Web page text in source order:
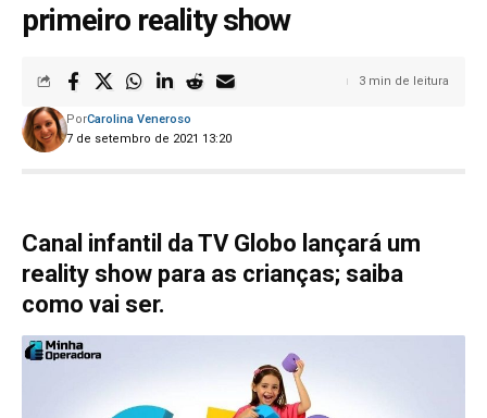
primeiro reality show
7 de setembro de 2021 13:20
PorCarolina Veneroso
3 min de leitura
Canal infantil da TV Globo lançará um
reality show para as crianças; saiba
como vai ser.